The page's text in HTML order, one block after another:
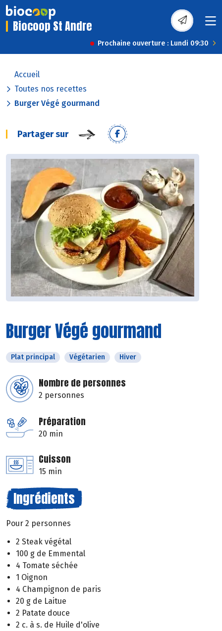
Biocoop St Andre
Prochaine ouverture : Lundi 09:30
Accueil
Toutes nos recettes
Burger Végé gourmand
Partager sur
Burger Végé gourmand
Plat principal Végétarien Hiver
Nombre de personnes
2 personnes
Préparation
20 min
Cuisson
15 min
Ingrédients
Pour 2 personnes
2 Steak végétal
100 g de Emmental
4 Tomate séchée
1 Oignon
4 Champignon de paris
20 g de Laitue
2 Patate douce
2 c. à s. de Huile d'olive